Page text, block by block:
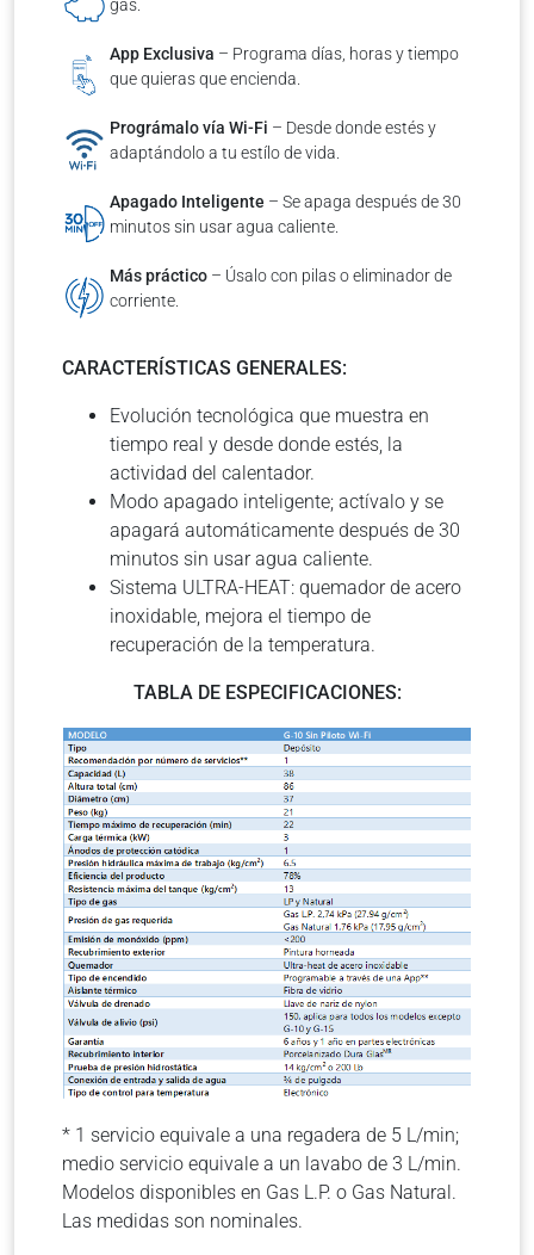
gas.
App Exclusiva – Programa días, horas y tiempo
que quieras que encienda.
Prográmalo vía Wi-Fi – Desde donde estés y
adaptándolo a tu estílo de vida.
Apagado Inteligente – Se apaga después de 30
minutos sin usar agua caliente.
Más práctico – Úsalo con pilas o eliminador de
corriente.
CARACTERÍSTICAS GENERALES:
Evolución tecnológica que muestra en
tiempo real y desde donde estés, la
actividad del calentador.
Modo apagado inteligente; actívalo y se
apagará automáticamente después de 30
minutos sin usar agua caliente.
Sistema ULTRA-HEAT: quemador de acero
inoxidable, mejora el tiempo de
recuperación de la temperatura.
TABLA DE ESPECIFICACIONES:
* 1 servicio equivale a una regadera de 5 L/min;
medio servicio equivale a un lavabo de 3 L/min.
Modelos disponibles en Gas L.P. o Gas Natural.
Las medidas son nominales.